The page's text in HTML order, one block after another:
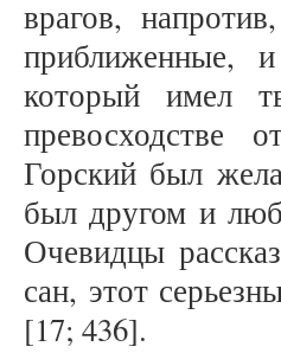
врагов,
приближенные,
который имел
превосходстве
Горский был
был другом и
Очевидцы
сан, этот
[17; 436].